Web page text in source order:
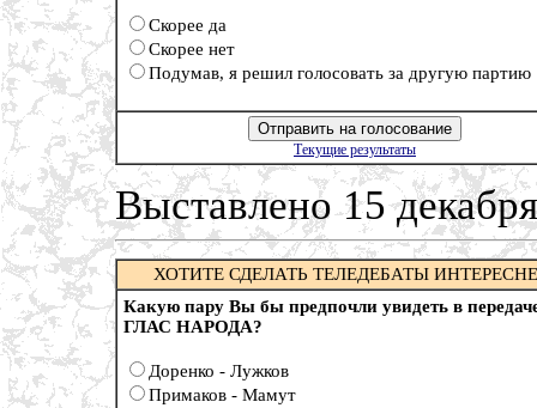
Скорее да
Скорее нет
Подумав, я решил голосовать за другую партию
Текущие результаты
Выставлено 15
ХОТИТЕ СДЕЛАТЬ ТЕЛЕДЕБАТЫ
Какую пару Вы бы предпочли увидеть в
ГЛАС НАРОДА?
Доренко - Лужков
Примаков - Мамут